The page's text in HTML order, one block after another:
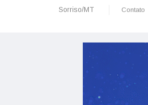
Sorriso/MT Contato